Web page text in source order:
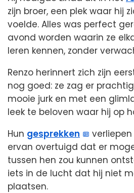
zijn broer, een plek waar hij
voelde. Alles was perfect
avond worden waarin ze
leren kennen, zonder
Renzo herinnert zich zijn
nog goed: ze zag er
mooie jurk en met een
leek te beloven waar hij op
Hun gesprekken
ervan overtuigd dat er
tussen hen zou kunnen
iets in de lucht dat hij niet
plaatsen.